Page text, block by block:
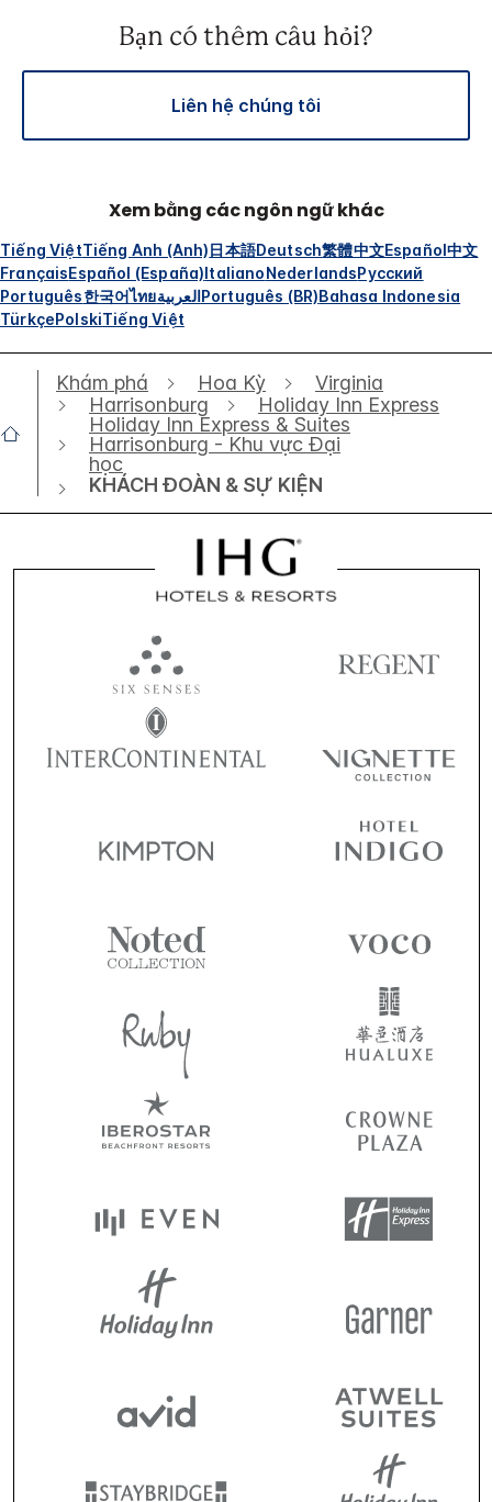
Bạn có thêm câu hỏi?
Liên hệ chúng tôi
Xem bằng các ngôn ngữ khác
Tiếng ViệtTiếng Anh (Anh)日本語Deutsch繁體中文Español中文
FrançaisEspañol (España)ItalianoNederlandsРусский
Português한국어ไทยالعربيةPortuguês (BR)Bahasa Indonesia
TürkçePolskiTiếng Việt
Khám phá Hoa Kỳ
Virginia
Harrisonburg
Holiday Inn Express
Holiday Inn Express & Suites
Harrisonburg - Khu vực Đại
học
KHÁCH ĐOÀN & SỰ KIỆN